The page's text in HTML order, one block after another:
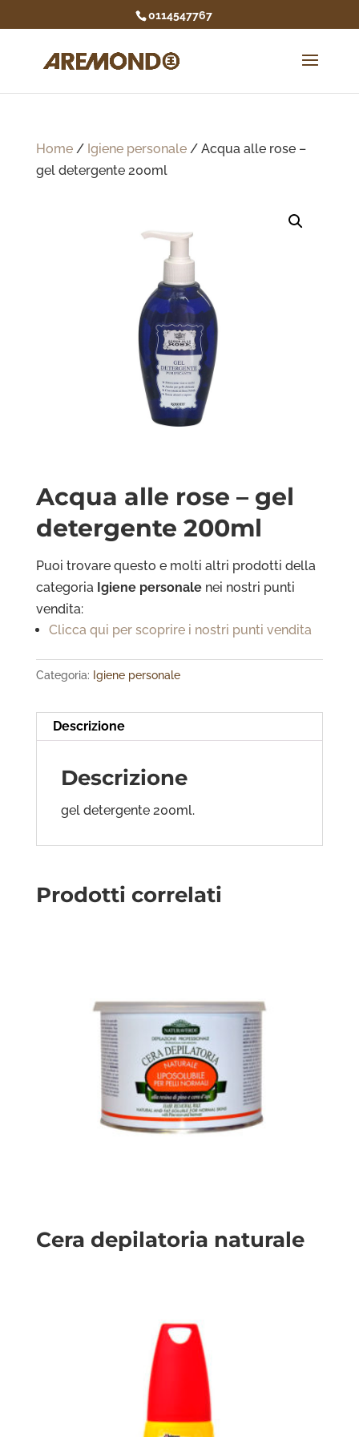
0114547767
Home/ Igiene personale/ Acqua alle rose –
gel detergente 200ml
Acqua alle rose – gel
detergente 200ml
Puoi trovare questo e molti altri prodotti della
categoria Igiene personale nei nostri punti
vendita:
Clicca qui per scoprire i nostri punti vendita
Categoria: Igiene personale
Descrizione
Descrizione
gel detergente 200ml.
Prodotti correlati
Cera depilatoria naturale